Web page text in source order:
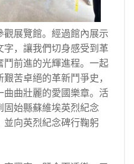
展覽館。經過館內展示
字，讓我們切身感受到革
鬥前進的光輝進程。一起
苦卓絕的革新鬥爭史，
曲曲壯麗的愛國樂章。活
固始縣蘇維埃英烈紀念
並向英烈紀念碑行鞠躬